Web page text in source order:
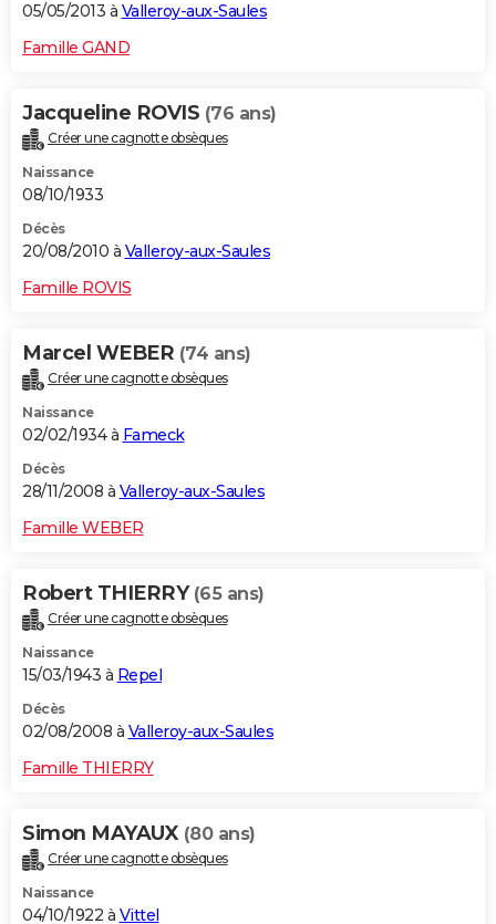
05/05/2013 à Valleroy-aux-Saules
Famille GAND
Jacqueline ROVIS (76 ans)
Créer une cagnotte obsèques
Naissance
08/10/1933
Décès
20/08/2010 à Valleroy-aux-Saules
Famille ROVIS
Marcel WEBER (74 ans)
Créer une cagnotte obsèques
Naissance
02/02/1934 à Fameck
Décès
28/11/2008 à Valleroy-aux-Saules
Famille WEBER
Robert THIERRY (65 ans)
Créer une cagnotte obsèques
Naissance
15/03/1943 à Repel
Décès
02/08/2008 à Valleroy-aux-Saules
Famille THIERRY
Simon MAYAUX (80 ans)
Créer une cagnotte obsèques
Naissance
04/10/1922 à Vittel